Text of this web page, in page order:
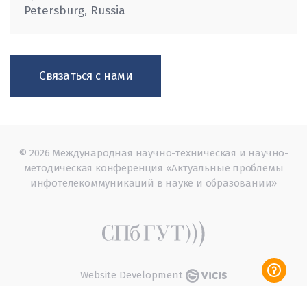
Petersburg, Russia
Связаться с нами
© 2026 Международная научно-техническая и научно-
методическая конференция «Актуальные проблемы
инфотелекоммуникаций в науке и образовании»
Website Development